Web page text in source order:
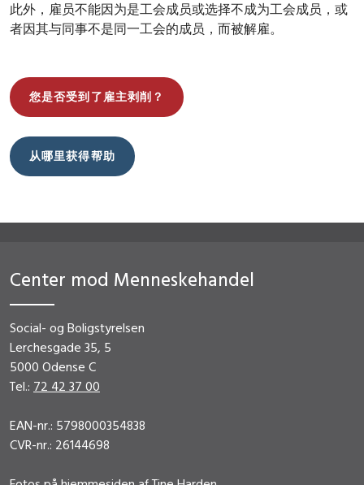
此外，雇员不能因为是工会成员或选择不成为工会成员，或
者因其与同事不是同一工会的成员，而被解雇。
您是否受到了雇主剥削？
从哪里获得帮助
Center mod Menneskehandel
Social- og Boligstyrelsen
Lerchesgade 35, 5
5000 Odense C
Tel.: 72 42 37 00
EAN-nr.: 5798000354838
CVR-nr.: 26144698